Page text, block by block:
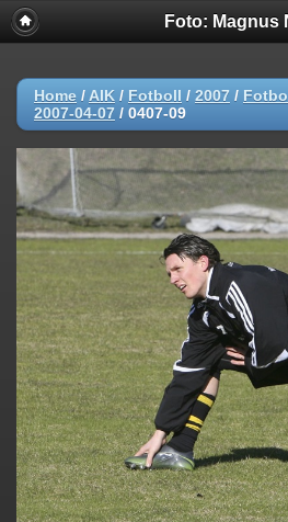
Foto: Magnus
Home / AIK / Fotboll / 2007 /
2007-04-07 / 0407-09